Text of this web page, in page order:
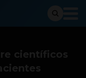
científicos